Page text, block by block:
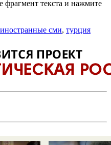
фрагмент текста и нажмите
иностранные сми, турция